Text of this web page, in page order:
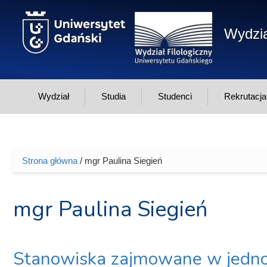
Wydział Studia Studenci Rekrutacja
Jesteś tutaj
Strona główna / mgr Paulina Siegień
mgr Paulina Siegień
Stanowiska zajmowane w